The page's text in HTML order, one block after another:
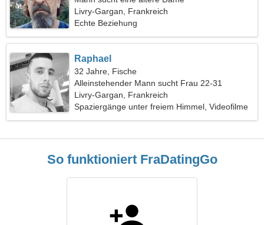
Livry-Gargan, Frankreich
Echte Beziehung
Raphael
32 Jahre, Fische
Alleinstehender Mann sucht Frau 22-31
Livry-Gargan, Frankreich
Spaziergänge unter freiem Himmel, Videofilme
So funktioniert FraDatingGo